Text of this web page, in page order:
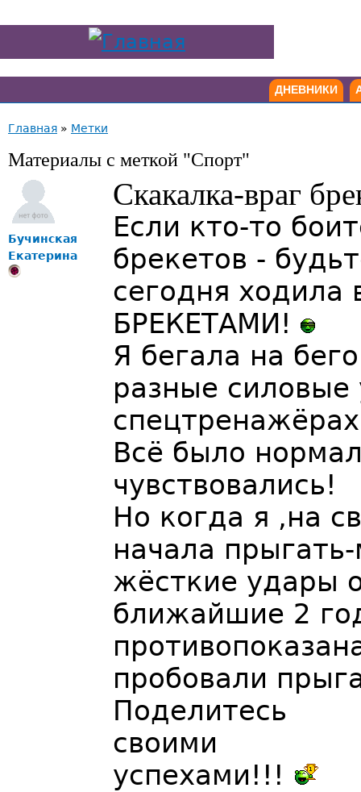
ДНЕВНИКИ
Главная » Метки
Материалы с меткой "Спорт"
Бучинская
Екатерина
Скакалка-враг
Если кто-то
брекетов -
сегодня ходила
БРЕКЕТАМИ!
Я бегала на
разные
Всё было
чувствовались!
Но когда я ,на
начала
жёсткие удары
ближайшие 2
пробовали
Поделитесь
своими
успехами!!!